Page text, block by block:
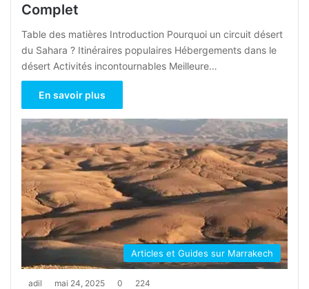
Complet
Table des matières Introduction Pourquoi un circuit désert
du Sahara ? Itinéraires populaires Hébergements dans le
désert Activités incontournables Meilleure…
En savoir plus
Articles et Guides sur Marrakech
adil mai 24, 2025 0 224